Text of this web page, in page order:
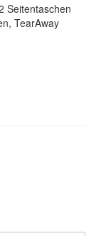
Seitentaschen
TearAway